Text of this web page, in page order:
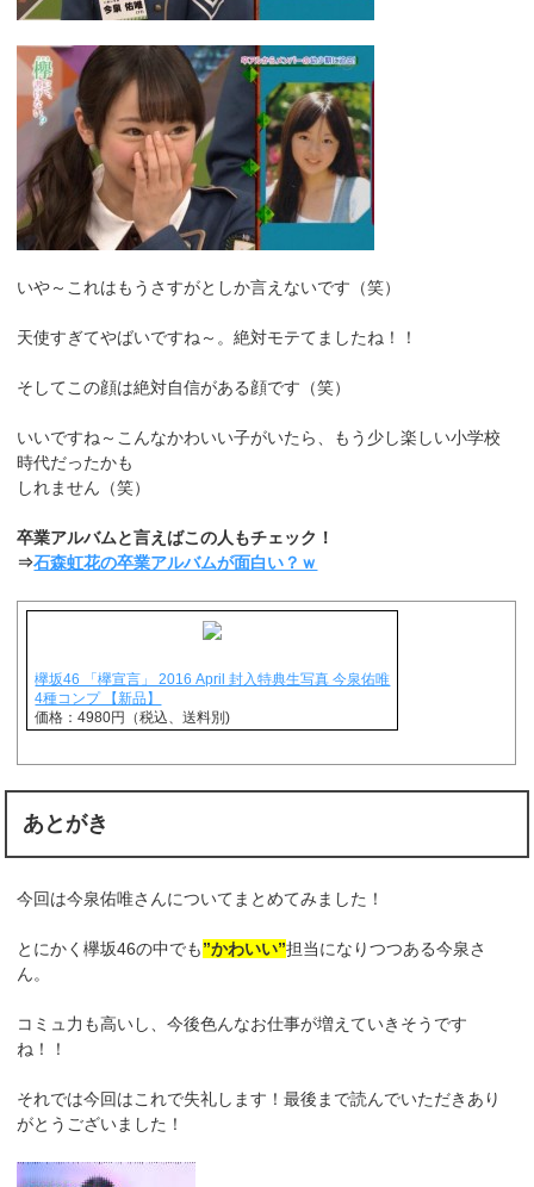
いや～これはもうさすがとしか言えないです（笑）
天使すぎてやばいですね～。絶対モテてましたね！！
そしてこの顔は絶対自信がある顔です（笑）
いいですね～こんなかわいい子がいたら、もう少し楽しい小学校
時代だったかも
しれません（笑）
卒業アルバムと言えばこの人もチェック！
⇒石森虹花の卒業アルバムが面白い？ｗ
欅坂46 「欅宣言」 2016 April 封入特典生写真 今泉佑唯
4種コンプ 【新品】
価格：4980円（税込、送料別)
あとがき
今回は今泉佑唯さんについてまとめてみました！
とにかく欅坂46の中でも”かわいい”担当になりつつある今泉さ
ん。
コミュ力も高いし、今後色んなお仕事が増えていきそうです
ね！！
それでは今回はこれで失礼します！最後まで読んでいただきあり
がとうございました！